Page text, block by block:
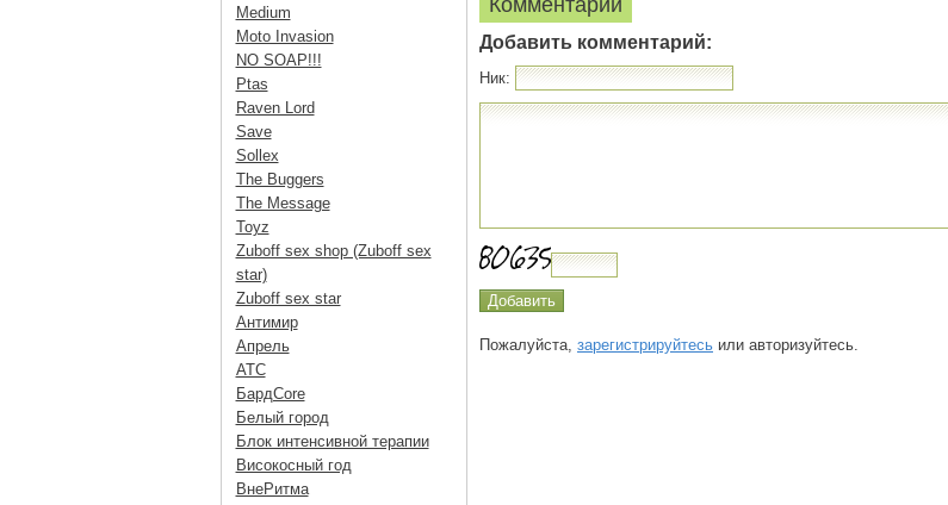
Комментарии
Добавить комментарий:
Ник:
Пожалуйста, зарегистрируйтесь или авторизуйтесь.
Medium
Moto Invasion
NO SOAP!!!
Ptas
Raven Lord
Save
Sollex
The Buggers
The Message
Toyz
Zuboff sex shop (Zuboff sex
star)
Zuboff sex star
Антимир
Апрель
АТС
БардCore
Белый город
Блок интенсивной терапии
Високосный год
ВнеРитма